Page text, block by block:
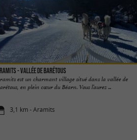
- Vallée de Barétous
est un charmant village situé dans la vallée de
en plein cœur du Béarn. Vous l’aurez ...
3,1 km - Aramits